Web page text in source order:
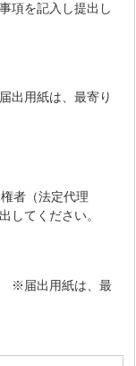
項を記入し提出し
用紙は、最寄り
者（法定代理
してください。
※届出用紙は、最